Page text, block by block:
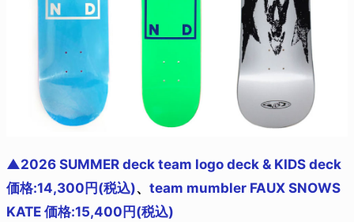
▲2026 SUMMER deck team logo deck & KIDS deck
価格:14,300円(税込)、 team mumbler FAUX SNOWS
KATE 価格:15,400円(税込)